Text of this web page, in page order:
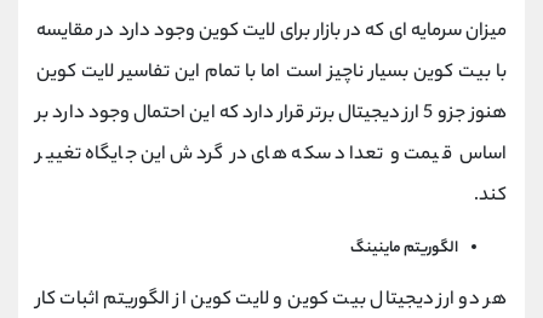
میزان سرمایه ای که در بازار برای لایت کوین وجود دارد در مقایسه
با بیت کوین بسیار ناچیز است اما با تمام این تفاسیر لایت کوین
هنوز جزو 5 ارز دیجیتال برتر قرار دارد که این احتمال وجود دارد بر
اساس قیمت و تعداد سکه های در گردش این جایگاه تغییر
کند.
الگوریتم ماینینگ
هر دو ارز دیجیتال بیت کوین و لایت کوین از الگوریتم اثبات کار